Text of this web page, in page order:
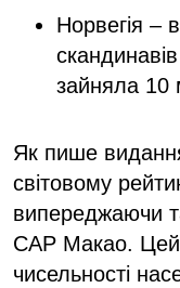
Норвегія –
зайняла 10
Як пише
світовому
випереджаючи
САР Макао. Цей
чисельності